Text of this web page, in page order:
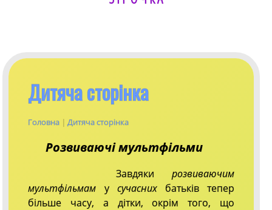
Дитяча сторінка
Головна | Дитяча сторінка
Розвиваючі мультфільми
Завдяки розвиваючим
мультфільмам у сучаснихбатьків тепер
більше часу, а дітки, окрім того, що